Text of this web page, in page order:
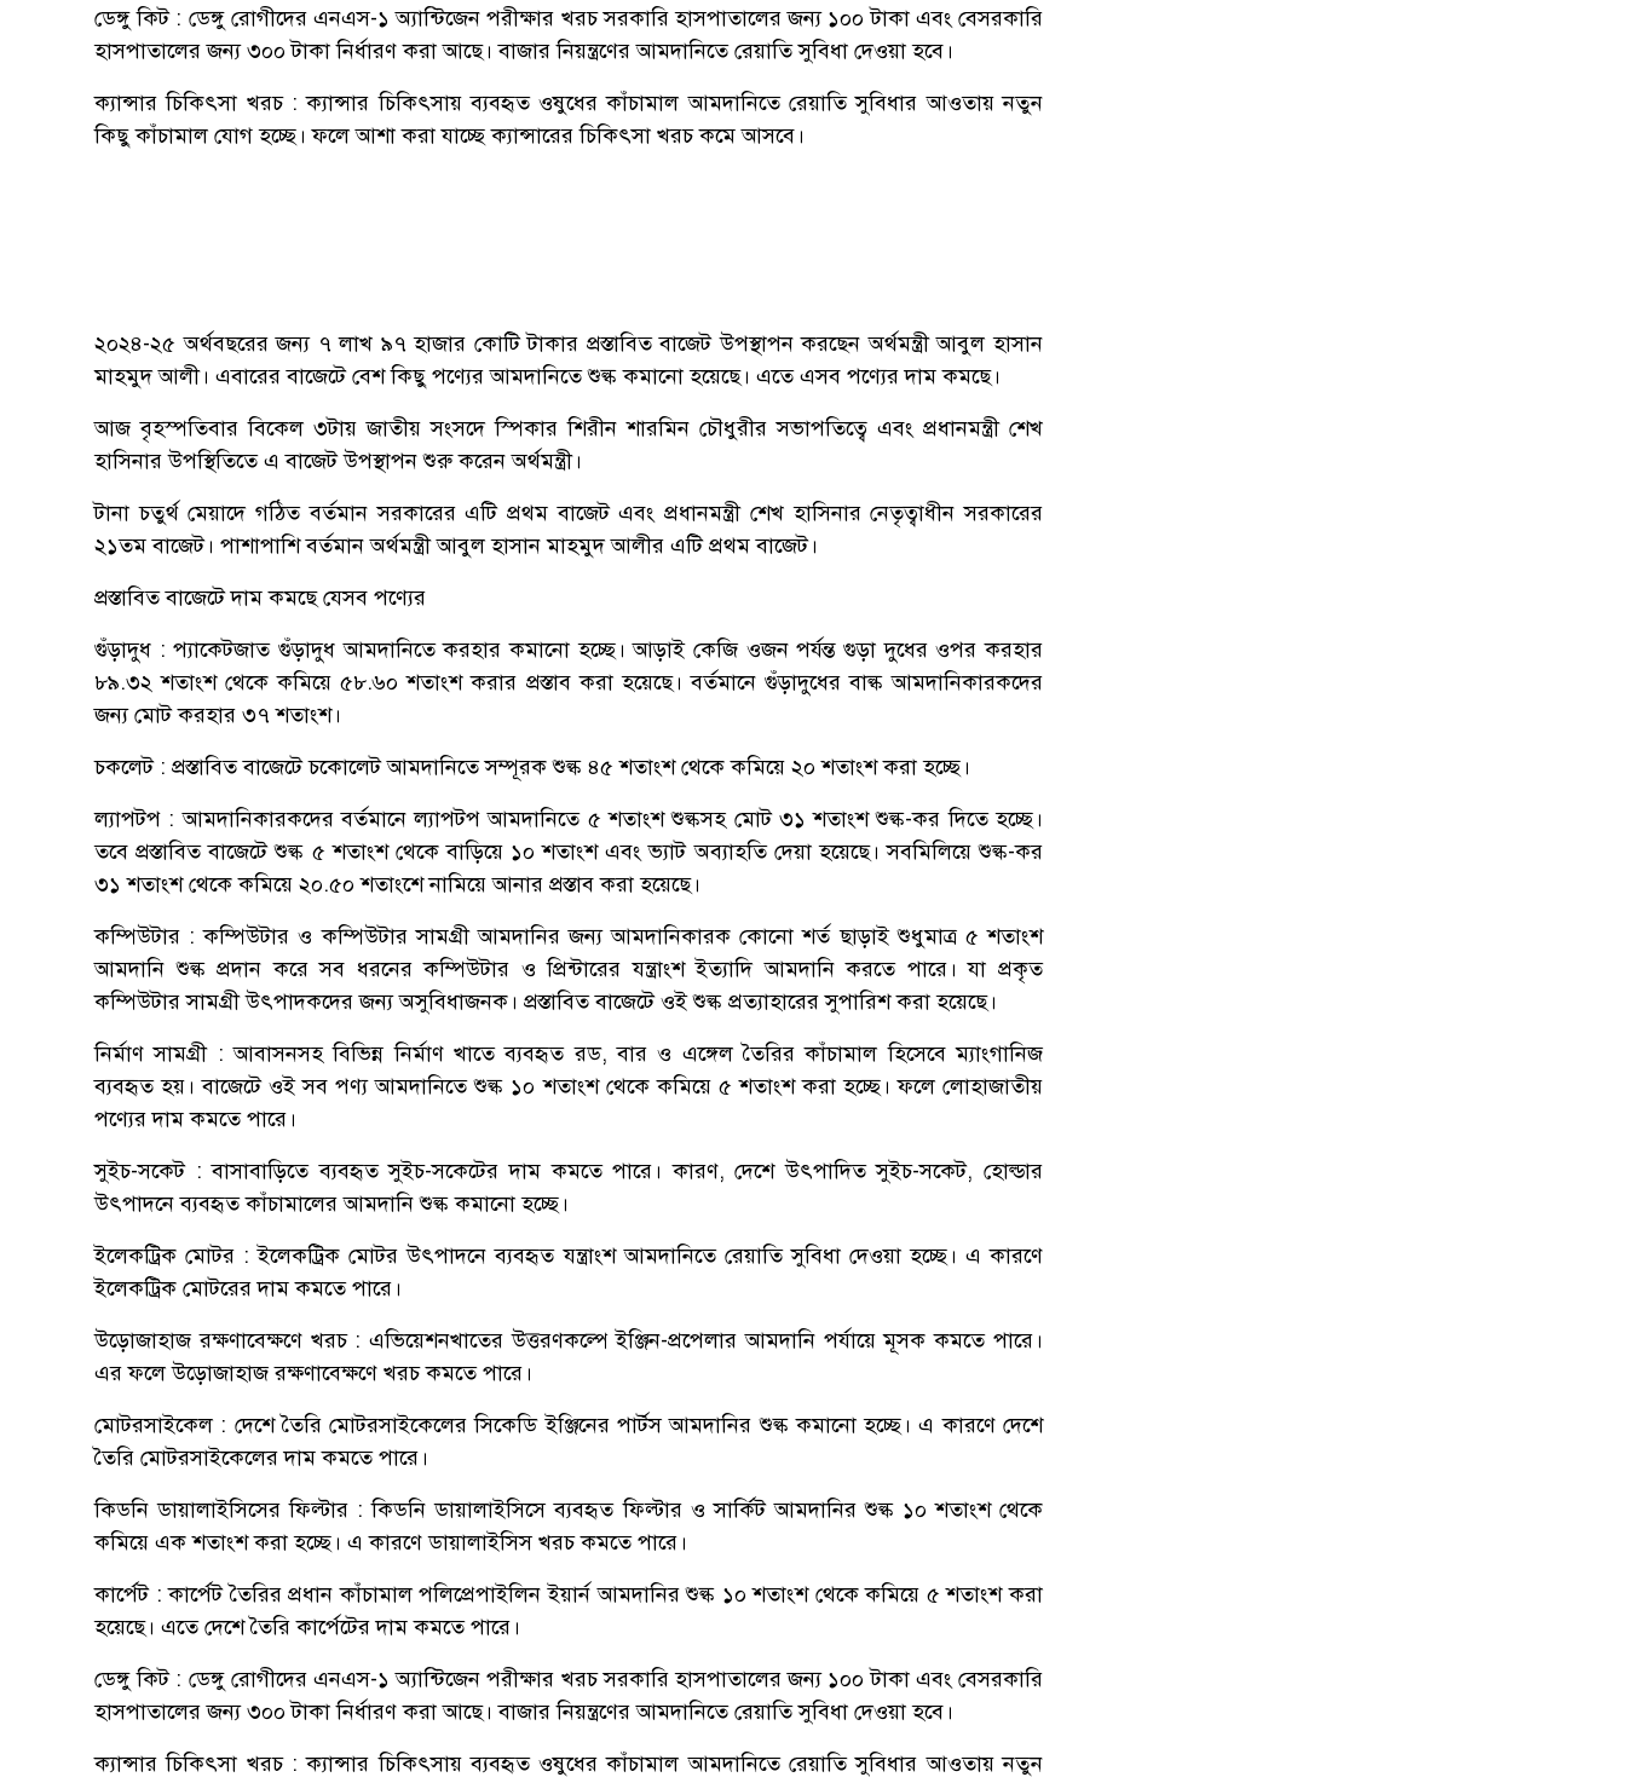
ডেঙ্গু কিট : ডেঙ্গু রোগীদের এনএস-১ অ্যান্টিজেন পরীক্ষার খরচ সরকারি হাসপাতালের জন্য ১০০ টাকা এবং বেসরকারি
হাসপাতালের জন্য ৩০০ টাকা নির্ধারণ করা আছে। বাজার নিয়ন্ত্রণের আমদানিতে রেয়াতি সুবিধা দেওয়া হবে।
ক্যান্সার চিকিৎসা খরচ : ক্যান্সার চিকিৎসায় ব্যবহৃত ওষুধের কাঁচামাল আমদানিতে রেয়াতি সুবিধার আওতায় নতুন
কিছু কাঁচামাল যোগ হচ্ছে। ফলে আশা করা যাচ্ছে ক্যান্সারের চিকিৎসা খরচ কমে আসবে।
২০২৪-২৫ অর্থবছরের জন্য ৭ লাখ ৯৭ হাজার কোটি টাকার প্রস্তাবিত বাজেট উপস্থাপন করছেন অর্থমন্ত্রী আবুল হাসান
মাহমুদ আলী। এবারের বাজেটে বেশ কিছু পণ্যের আমদানিতে শুল্ক কমানো হয়েছে। এতে এসব পণ্যের দাম কমছে।
আজ বৃহস্পতিবার বিকেল ৩টায় জাতীয় সংসদে স্পিকার শিরীন শারমিন চৌধুরীর সভাপতিত্বে এবং প্রধানমন্ত্রী শেখ
হাসিনার উপস্থিতিতে এ বাজেট উপস্থাপন শুরু করেন অর্থমন্ত্রী।
টানা চতুর্থ মেয়াদে গঠিত বর্তমান সরকারের এটি প্রথম বাজেট এবং প্রধানমন্ত্রী শেখ হাসিনার নেতৃত্বাধীন সরকারের
২১তম বাজেট। পাশাপাশি বর্তমান অর্থমন্ত্রী আবুল হাসান মাহমুদ আলীর এটি প্রথম বাজেট।
প্রস্তাবিত বাজেটে দাম কমছে যেসব পণ্যের
গুঁড়াদুধ : প্যাকেটজাত গুঁড়াদুধ আমদানিতে করহার কমানো হচ্ছে। আড়াই কেজি ওজন পর্যন্ত গুড়া দুধের ওপর করহার
৮৯.৩২ শতাংশ থেকে কমিয়ে ৫৮.৬০ শতাংশ করার প্রস্তাব করা হয়েছে। বর্তমানে গুঁড়াদুধের বাল্ক আমদানিকারকদের
জন্য মোট করহার ৩৭ শতাংশ।
চকলেট : প্রস্তাবিত বাজেটে চকোলেট আমদানিতে সম্পূরক শুল্ক ৪৫ শতাংশ থেকে কমিয়ে ২০ শতাংশ করা হচ্ছে।
ল্যাপটপ : আমদানিকারকদের বর্তমানে ল্যাপটপ আমদানিতে ৫ শতাংশ শুল্কসহ মোট ৩১ শতাংশ শুল্ক-কর দিতে হচ্ছে।
তবে প্রস্তাবিত বাজেটে শুল্ক ৫ শতাংশ থেকে বাড়িয়ে ১০ শতাংশ এবং ভ্যাট অব্যাহতি দেয়া হয়েছে। সবমিলিয়ে শুল্ক-কর
৩১ শতাংশ থেকে কমিয়ে ২০.৫০ শতাংশে নামিয়ে আনার প্রস্তাব করা হয়েছে।
কম্পিউটার : কম্পিউটার ও কম্পিউটার সামগ্রী আমদানির জন্য আমদানিকারক কোনো শর্ত ছাড়াই শুধুমাত্র ৫ শতাংশ
আমদানি শুল্ক প্রদান করে সব ধরনের কম্পিউটার ও প্রিন্টারের যন্ত্রাংশ ইত্যাদি আমদানি করতে পারে। যা প্রকৃত
কম্পিউটার সামগ্রী উৎপাদকদের জন্য অসুবিধাজনক। প্রস্তাবিত বাজেটে ওই শুল্ক প্রত্যাহারের সুপারিশ করা হয়েছে।
নির্মাণ সামগ্রী : আবাসনসহ বিভিন্ন নির্মাণ খাতে ব্যবহৃত রড, বার ও এঙ্গেল তৈরির কাঁচামাল হিসেবে ম্যাংগানিজ
ব্যবহৃত হয়। বাজেটে ওই সব পণ্য আমদানিতে শুল্ক ১০ শতাংশ থেকে কমিয়ে ৫ শতাংশ করা হচ্ছে। ফলে লোহাজাতীয়
পণ্যের দাম কমতে পারে।
সুইচ-সকেট : বাসাবাড়িতে ব্যবহৃত সুইচ-সকেটের দাম কমতে পারে। কারণ, দেশে উৎপাদিত সুইচ-সকেট, হোল্ডার
উৎপাদনে ব্যবহৃত কাঁচামালের আমদানি শুল্ক কমানো হচ্ছে।
ইলেকট্রিক মোটর : ইলেকট্রিক মোটর উৎপাদনে ব্যবহৃত যন্ত্রাংশ আমদানিতে রেয়াতি সুবিধা দেওয়া হচ্ছে। এ কারণে
ইলেকট্রিক মোটরের দাম কমতে পারে।
উড়োজাহাজ রক্ষণাবেক্ষণে খরচ : এভিয়েশনখাতের উত্তরণকল্পে ইঞ্জিন-প্রপেলার আমদানি পর্যায়ে মূসক কমতে পারে।
এর ফলে উড়োজাহাজ রক্ষণাবেক্ষণে খরচ কমতে পারে।
মোটরসাইকেল : দেশে তৈরি মোটরসাইকেলের সিকেডি ইঞ্জিনের পার্টস আমদানির শুল্ক কমানো হচ্ছে। এ কারণে দেশে
তৈরি মোটরসাইকেলের দাম কমতে পারে।
কিডনি ডায়ালাইসিসের ফিল্টার : কিডনি ডায়ালাইসিসে ব্যবহৃত ফিল্টার ও সার্কিট আমদানির শুল্ক ১০ শতাংশ থেকে
কমিয়ে এক শতাংশ করা হচ্ছে। এ কারণে ডায়ালাইসিস খরচ কমতে পারে।
কার্পেট : কার্পেট তৈরির প্রধান কাঁচামাল পলিপ্রেপাইলিন ইয়ার্ন আমদানির শুল্ক ১০ শতাংশ থেকে কমিয়ে ৫ শতাংশ করা
হয়েছে। এতে দেশে তৈরি কার্পেটের দাম কমতে পারে।
ডেঙ্গু কিট : ডেঙ্গু রোগীদের এনএস-১ অ্যান্টিজেন পরীক্ষার খরচ সরকারি হাসপাতালের জন্য ১০০ টাকা এবং বেসরকারি
হাসপাতালের জন্য ৩০০ টাকা নির্ধারণ করা আছে। বাজার নিয়ন্ত্রণের আমদানিতে রেয়াতি সুবিধা দেওয়া হবে।
ক্যান্সার চিকিৎসা খরচ : ক্যান্সার চিকিৎসায় ব্যবহৃত ওষুধের কাঁচামাল আমদানিতে রেয়াতি সুবিধার আওতায় নতুন